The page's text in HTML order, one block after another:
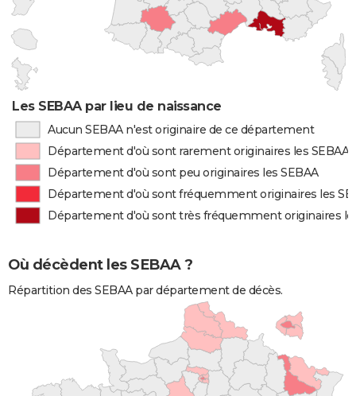
Les SEBAA par lieu de naissance
Aucun SEBAA n'est originaire de ce département
Département d'où sont rarement originaires les SEBAA
Département d'où sont peu originaires les SEBAA
Département d'où sont fréquemment originaires les
Département d'où sont très fréquemment originaires
Où décèdent les SEBAA ?
Répartition des SEBAA par département de décès.